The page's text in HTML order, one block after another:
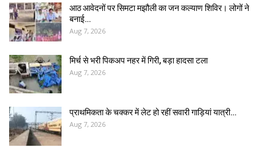
आठ आवेदनों पर सिमटा मझौली का जन कल्याण शिविर। लोगों ने
बनाई…
Aug 7, 2026
मिर्च से भरी पिकअप नहर में गिरी, बड़ा हादसा टला
Aug 7, 2026
प्राथमिकता के चक्कर में लेट हो रहीं सवारी गाड़ियां यात्री…
Aug 7, 2026